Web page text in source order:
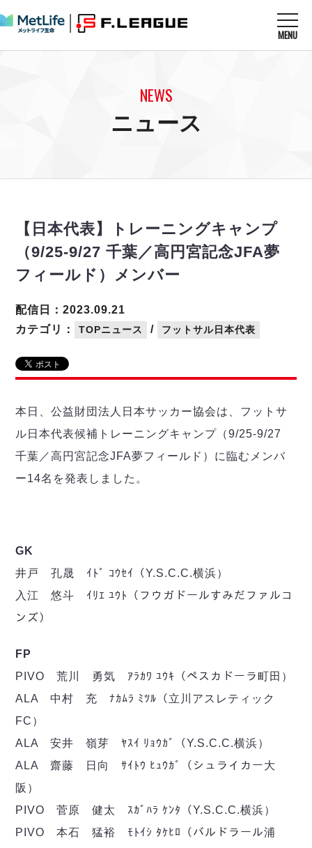
MENU
U-23選抜
メディア情報
フットサル日本代表
その他
戦績表
警告・退場・出場停止選手
個人ランキング｜ゴール
個人ランキング｜シュート
個人ランキング｜シュート成功率
個人ランキング｜第2PK
メットライフ生命Ｆ２リーグ
順位表
戦績表
警告・退場・出場停止選手
個人ランキング｜シュート
メットライフ生命Ｆリーグカップ 2026
試合日程・結果
大会概要
チケット情報
過去の記録
エスポラーダ北海道
バルドラール浦安
フウガドールすみだ
立川アスレティックFC
ペスカドーラ町田
ボアルース長野
シュライカー大阪
ボルクバレット北九州
バサジィ大分
メットライフ生命Ｆ２リーグ
Y．S．C．C．横浜
ヴィンセドール白山
アグレミーナ浜松
アリーナ情報 ARENA
リーグ概要 ABOUT US
リーグ概要
大会概要
リーグ要項
クラブライセンス関連
過去の記録
過去の試合記録
ディビジョン1 試合記録
ディビジョン2 試合記録
Ｆリーグカップ 試合記録
記念ゴール
ハットトリック
担当審判員
選手の通算記録（Ｆ１）
バルドラール浦安
フウガドールすみだ
しながわシティ
立川アスレティックFC
湘南ベルマーレ
名古屋オーシャンズ
シュライカー大阪
プロジェクト PROJECT
ABeam AWARD
DIVISION01
DIVISION 02
FOLLOW US!
NEWS
ニュース
【日本代表】トレーニングキャンプ
（9/25‐9/27 千葉／高円宮記念JFA夢
フィールド）メンバー
カテゴリ： TOPニュース / フットサル日本代表
配信日：2023.09.21
本日、公益財団法人日本サッカー協会は、フットサ
ル日本代表候補トレーニングキャンプ（9/25‐9/27
千葉／高円宮記念JFA夢フィールド）に臨むメンバ
ー14名を発表しました。
GK
井戸 孔晟 ｲﾄﾞ ｺｳｾｲ（Y.S.C.C.横浜）
入江 悠斗 ｲﾘｴ ﾕｳﾄ（フウガドールすみだファルコ
ンズ）
FP
PIVO 荒川 勇気 ｱﾗｶﾜ ﾕｳｷ（ペスカドーラ町田）
ALA 中村 充 ﾅｶﾑﾗ ﾐﾂﾙ（立川アスレティック
FC）
ALA 安井 嶺芽 ﾔｽｲ ﾘｮｳｶﾞ（Y.S.C.C.横浜）
ALA 齋藤 日向 ｻｲﾄｳ ﾋｭｳｶﾞ（シュライカー大
阪）
PIVO 菅原 健太 ｽｶﾞﾊﾗ ｹﾝﾀ（Y.S.C.C.横浜）
PIVO 本石 猛裕 ﾓﾄｲｼ ﾀｹﾋﾛ（バルドラール浦